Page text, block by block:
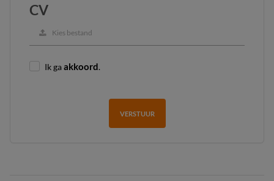
CV
Kies bestand
Ik gaakkoord.
VERSTUUR